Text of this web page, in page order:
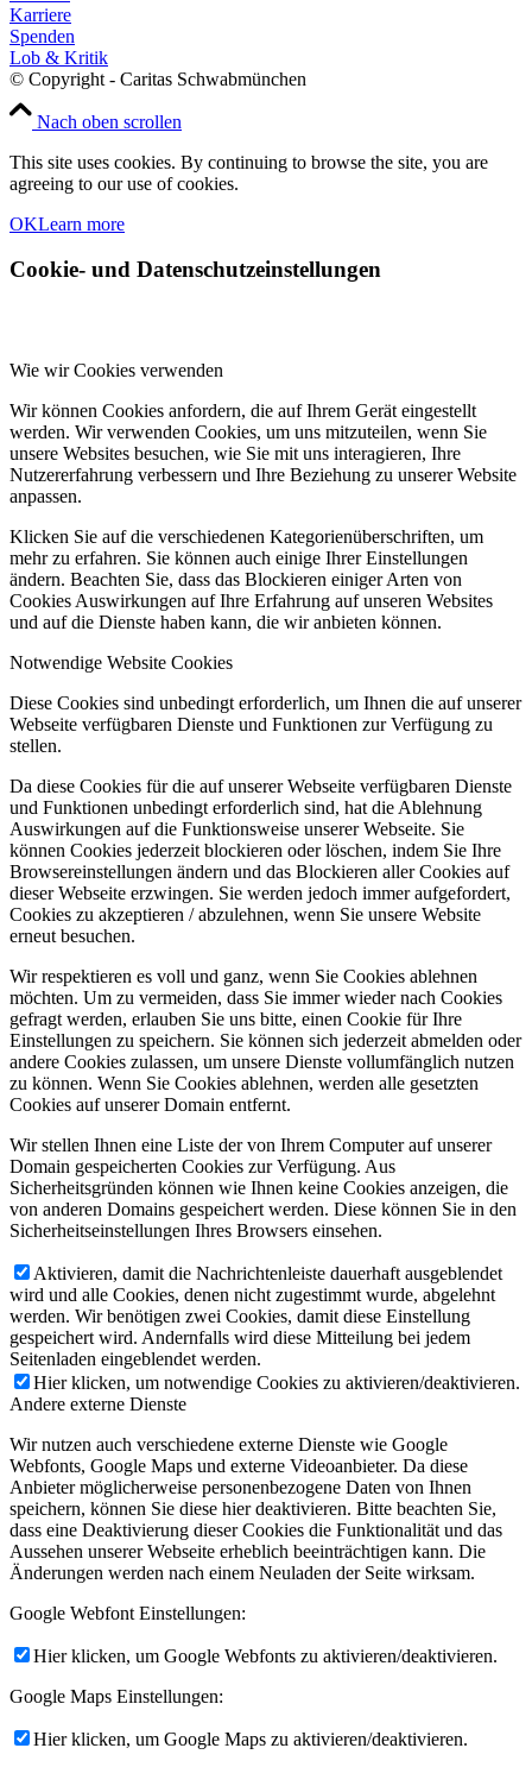
Karriere
Spenden
Lob & Kritik
© Copyright - Caritas Schwabmünchen
Nach oben scrollen
This site uses cookies. By continuing to browse the site, you are
agreeing to our use of cookies.
OKLearn more
Cookie- und Datenschutzeinstellungen
Wie wir Cookies verwenden
Wir können Cookies anfordern, die auf Ihrem Gerät eingestellt
werden. Wir verwenden Cookies, um uns mitzuteilen, wenn Sie
unsere Websites besuchen, wie Sie mit uns interagieren, Ihre
Nutzererfahrung verbessern und Ihre Beziehung zu unserer Website
anpassen.
Klicken Sie auf die verschiedenen Kategorienüberschriften, um
mehr zu erfahren. Sie können auch einige Ihrer Einstellungen
ändern. Beachten Sie, dass das Blockieren einiger Arten von
Cookies Auswirkungen auf Ihre Erfahrung auf unseren Websites
und auf die Dienste haben kann, die wir anbieten können.
Notwendige Website Cookies
Diese Cookies sind unbedingt erforderlich, um Ihnen die auf unserer
Webseite verfügbaren Dienste und Funktionen zur Verfügung zu
stellen.
Da diese Cookies für die auf unserer Webseite verfügbaren Dienste
und Funktionen unbedingt erforderlich sind, hat die Ablehnung
Auswirkungen auf die Funktionsweise unserer Webseite. Sie
können Cookies jederzeit blockieren oder löschen, indem Sie Ihre
Browsereinstellungen ändern und das Blockieren aller Cookies auf
dieser Webseite erzwingen. Sie werden jedoch immer aufgefordert,
Cookies zu akzeptieren / abzulehnen, wenn Sie unsere Website
erneut besuchen.
Wir respektieren es voll und ganz, wenn Sie Cookies ablehnen
möchten. Um zu vermeiden, dass Sie immer wieder nach Cookies
gefragt werden, erlauben Sie uns bitte, einen Cookie für Ihre
Einstellungen zu speichern. Sie können sich jederzeit abmelden oder
andere Cookies zulassen, um unsere Dienste vollumfänglich nutzen
zu können. Wenn Sie Cookies ablehnen, werden alle gesetzten
Cookies auf unserer Domain entfernt.
Wir stellen Ihnen eine Liste der von Ihrem Computer auf unserer
Domain gespeicherten Cookies zur Verfügung. Aus
Sicherheitsgründen können wie Ihnen keine Cookies anzeigen, die
von anderen Domains gespeichert werden. Diese können Sie in den
Sicherheitseinstellungen Ihres Browsers einsehen.
Aktivieren, damit die Nachrichtenleiste dauerhaft ausgeblendet
wird und alle Cookies, denen nicht zugestimmt wurde, abgelehnt
werden. Wir benötigen zwei Cookies, damit diese Einstellung
gespeichert wird. Andernfalls wird diese Mitteilung bei jedem
Seitenladen eingeblendet werden.
Hier klicken, um notwendige Cookies zu aktivieren/deaktivieren.
Andere externe Dienste
Wir nutzen auch verschiedene externe Dienste wie Google
Webfonts, Google Maps und externe Videoanbieter. Da diese
Anbieter möglicherweise personenbezogene Daten von Ihnen
speichern, können Sie diese hier deaktivieren. Bitte beachten Sie,
dass eine Deaktivierung dieser Cookies die Funktionalität und das
Aussehen unserer Webseite erheblich beeinträchtigen kann. Die
Änderungen werden nach einem Neuladen der Seite wirksam.
Google Webfont Einstellungen:
Hier klicken, um Google Webfonts zu aktivieren/deaktivieren.
Google Maps Einstellungen:
Hier klicken, um Google Maps zu aktivieren/deaktivieren.